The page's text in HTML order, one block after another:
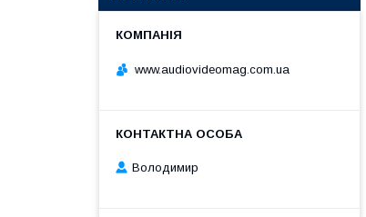
www.audiovideomag.com.ua
Володимир